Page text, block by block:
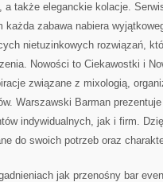
a także eleganckie kolacje.
zabawa nabiera
nietuzinkowych rozwiązań,
Nowości to Ciekawostki i
związane z mixologią,
Warszawski Barman
indywidualnych, jak i firm.
do swoich potrzeb oraz
jak przenośny bar